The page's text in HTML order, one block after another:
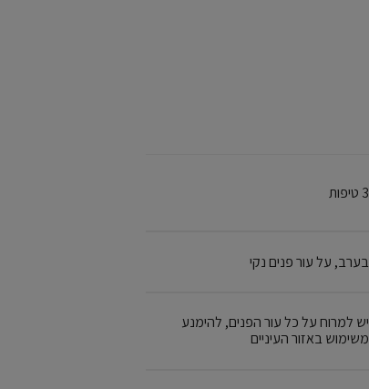
3 טיפות
בערב, על עור פנים נקי
יש למרוח על כל עור הפנים, להימנע
משימוש באזור העיניים